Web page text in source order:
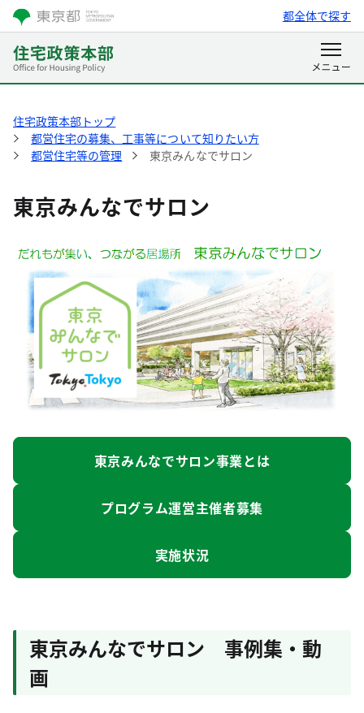
都全体で探す
住宅政策本部トップ
都営住宅の募集、工事等について知りたい方
都営住宅等の管理
東京みんなでサロン
東京みんなでサロン
東京みんなでサロン事業とは
プログラム運営主催者募集
実施状況
東京みんなでサロン 事例集・動
画